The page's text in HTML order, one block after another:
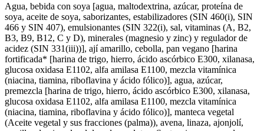
Agua, bebida con soya [agua, maltodextrina, azúcar, proteína de
soya, aceite de soya, saborizantes, estabilizadores (SIN 460(i), SIN
466 y SIN 407), emulsionantes (SIN 322(i), sal, vitaminas (A, B2,
B3, B9, B12, C y D), minerales (magnesio y zinc) y regulador de
acidez (SIN 331(iii))], ají amarillo, cebolla, pan vegano [harina
fortificada* [harina de trigo, hierro, ácido ascórbico E300, xilanasa,
glucosa oxidasa E1102, alfa amilasa E1100, mezcla vitamínica
(niacina, tiamina, riboflavina y ácido fólico)], agua, azúcar,
premezcla [harina de trigo, hierro, ácido ascórbico E300, xilanasa,
glucosa oxidasa E1102, alfa amilasa E1100, mezcla vitamínica
(niacina, tiamina, riboflavina y ácido fólico)], manteca vegetal
(Aceite vegetal y sus fracciones (palma)), avena, linaza, ajonjolí,